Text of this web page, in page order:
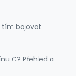
tím bojovat
C? Přehled a